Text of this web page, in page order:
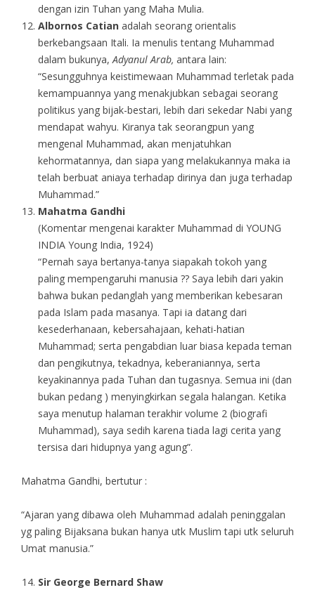
dengan izin Tuhan yang Maha Mulia.
Albornos Catianadalah seorang orientalis
berkebangsaan Itali. Ia menulis tentang Muhammad
dalam bukunya,Adyanul Arab, antara lain:
“Sesungguhnya keistimewaan Muhammad terletak pada
kemampuannya yang menakjubkan sebagai seorang
politikus yang bijak-bestari, lebih dari sekedar Nabi yang
mendapat wahyu. Kiranya tak seorangpun yang
mengenal Muhammad, akan menjatuhkan
kehormatannya, dan siapa yang melakukannya maka ia
telah berbuat aniaya terhadap dirinya dan juga terhadap
Muhammad.”
Mahatma Gandhi
(Komentar mengenai karakter Muhammad di YOUNG
INDIA Young India, 1924)
“Pernah saya bertanya-tanya siapakah tokoh yang
paling mempengaruhi manusia ?? Saya lebih dari yakin
bahwa bukan pedanglah yang memberikan kebesaran
pada Islam pada masanya. Tapi ia datang dari
kesederhanaan, kebersahajaan, kehati-hatian
Muhammad; serta pengabdian luar biasa kepada teman
dan pengikutnya, tekadnya, keberaniannya, serta
keyakinannya pada Tuhan dan tugasnya. Semua ini (dan
bukan pedang ) menyingkirkan segala halangan. Ketika
saya menutup halaman terakhir volume 2 (biografi
Muhammad), saya sedih karena tiada lagi cerita yang
tersisa dari hidupnya yang agung”.
Mahatma Gandhi, bertutur :
“Ajaran yang dibawa oleh Muhammad adalah peninggalan
yg paling Bijaksana bukan hanya utk Muslim tapi utk seluruh
Umat manusia.”
Sir George Bernard Shaw